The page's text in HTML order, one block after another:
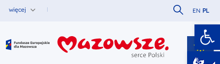
więcej Szukaj w
EN PL
Fundusze Europejskie dla Mazowsza